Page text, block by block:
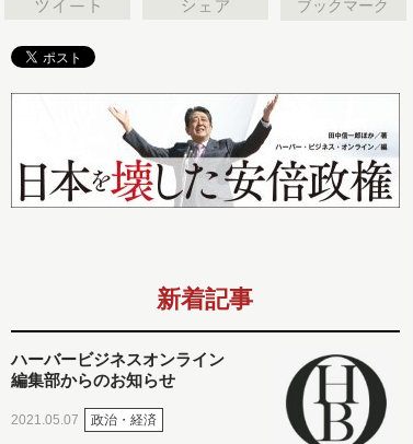
ブックマーク
新着記事
ハーバービジネスオンライン
編集部からのお知らせ
2021.05.07 政治・経済